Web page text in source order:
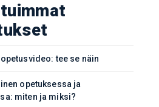
tee se näin
opetuksessa ja
miten ja miksi?